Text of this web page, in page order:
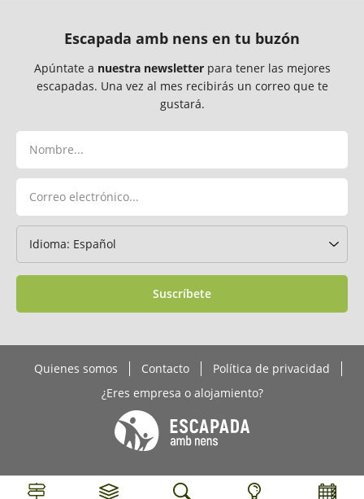
Escapada amb nens en tu buzón
Apúntate a nuestra newsletterpara tener las mejores
escapadas. Una vez al mes recibirás un correo que te
gustará.
Suscríbete
Quienes somos Contacto
Política de privacidad
¿Eres empresa o alojamiento?